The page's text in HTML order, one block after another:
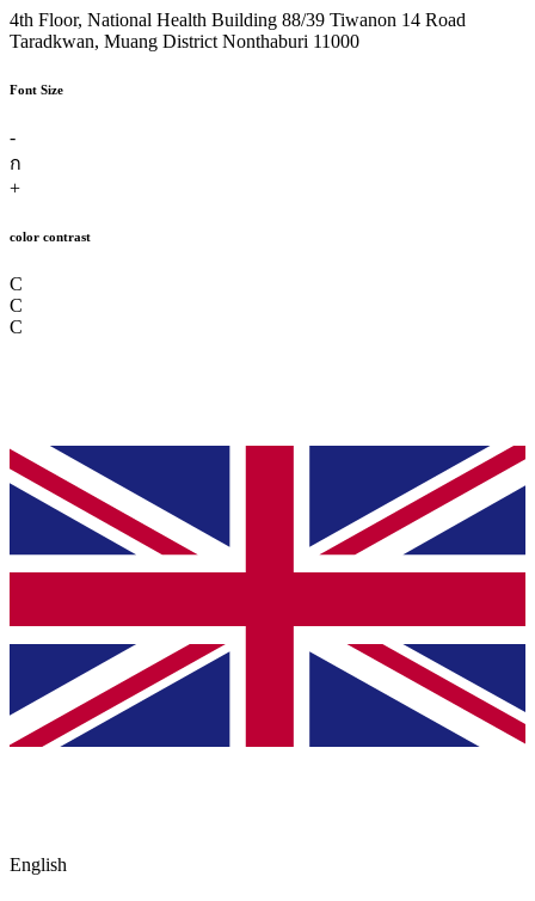
4th Floor, National Health Building 88/39 Tiwanon 14 Road
Taradkwan, Muang District Nonthaburi 11000
Font Size
-
ก
+
color contrast
C
C
C
English